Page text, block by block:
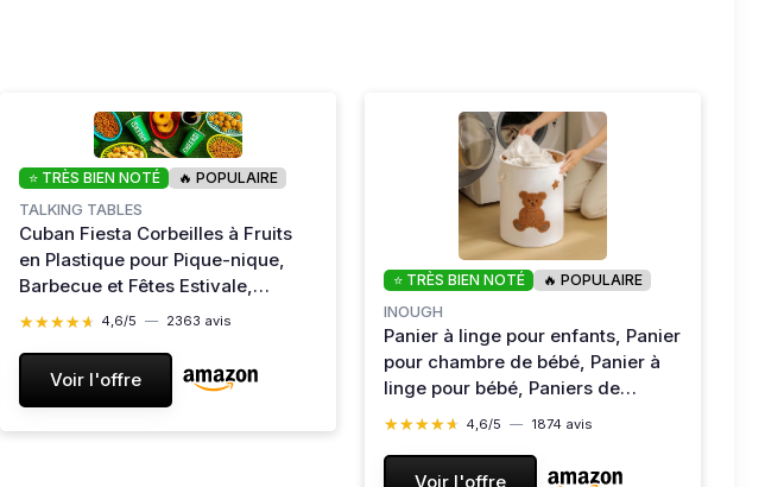
⭐ TRÈS BIEN NOTÉ
🔥 POPULAIRE
TALKING TABLES
Cuban Fiesta Corbeilles à Fruits
en Plastique pour Pique-nique,
Barbecue et Fêtes Estivale,
Multicolore (Paquet de 6)
★★★★★
★★★★★ 4,6/5 — 2363 avis
Voir l'offre
⭐ TRÈS BIEN NOTÉ
🔥 POPULAIRE
INOUGH
Panier à linge pour enfants, Panier
pour chambre de bébé, Panier à
linge pour bébé, Paniers de
rangement pour peluches et
tout-petit, Paniers à linge sale
★★★★★
★★★★★ 4,6/5 — 1874 avis
Voir l'offre